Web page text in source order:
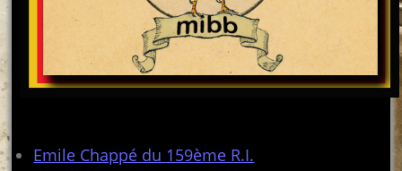
Emile Chappé du 159ème R.I.